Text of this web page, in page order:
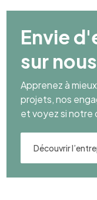
Envie
sur
Apprenez à
projets, nos
et voyez si notre
Découvrir